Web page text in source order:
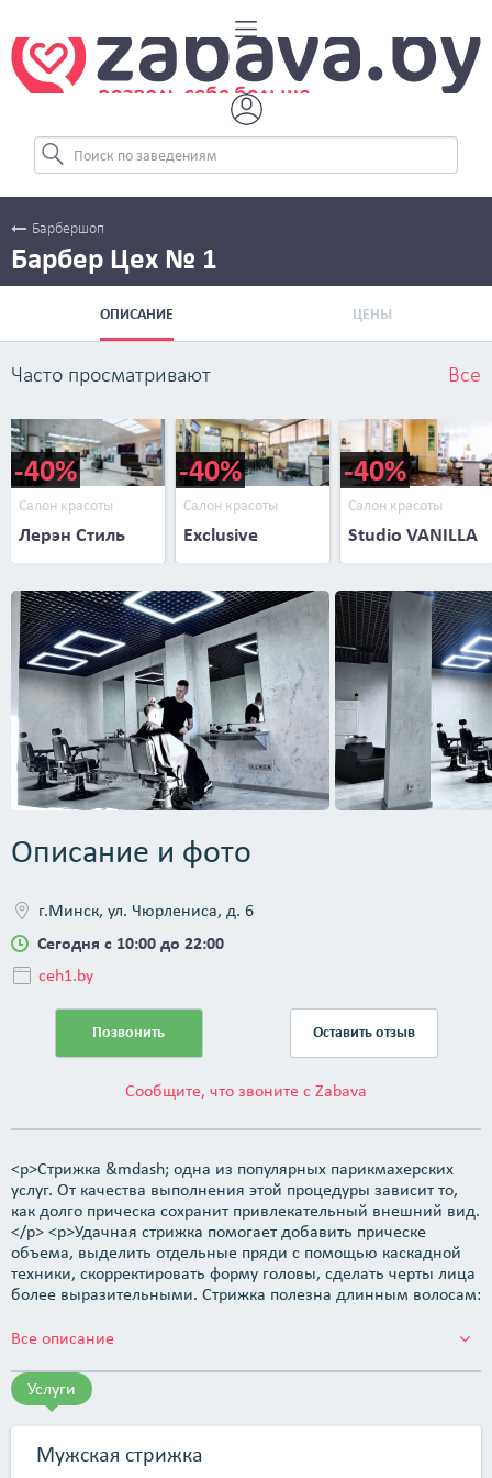
Барбершоп
Барбер Цех № 1
ОПИСАНИЕ ЦЕНЫ
Часто просматривают Все
-40%
Салон красоты
Лерэн Стиль
-40%
Салон красоты
Exclusive
-40%
Салон красоты
Studio VANILLA
Описание и фото
Услуги
Мужская стрижка
г.Минск, ул. Чюрлениса, д. 6
Сегодня с 10:00 до 22:00
ceh1.by
Позвонить Оставить отзыв
Сообщите, что звоните с Zabava
<p>Стрижка &mdash; одна из популярных парикмахерских
услуг. От качества выполнения этой процедуры зависит то,
как долго прическа сохранит привлекательный внешний вид.
</p> <p>Удачная стрижка помогает добавить прическе
объема, выделить отдельные пряди с помощью каскадной
техники, скорректировать форму головы, сделать черты лица
более выразительными. Стрижка полезна длинным волосам:
секущихся кончиков.</p> <p>Сегодня в моде и короткие, и
нравится и подходит именно вам!</p> <p>Мужские стрижки
сегодня отличаются невероятным многообразием. Если
раньше им был присущ консерватизм, то теперь каждый
придумано огромное множество: модельные, креативные и,
Все описание